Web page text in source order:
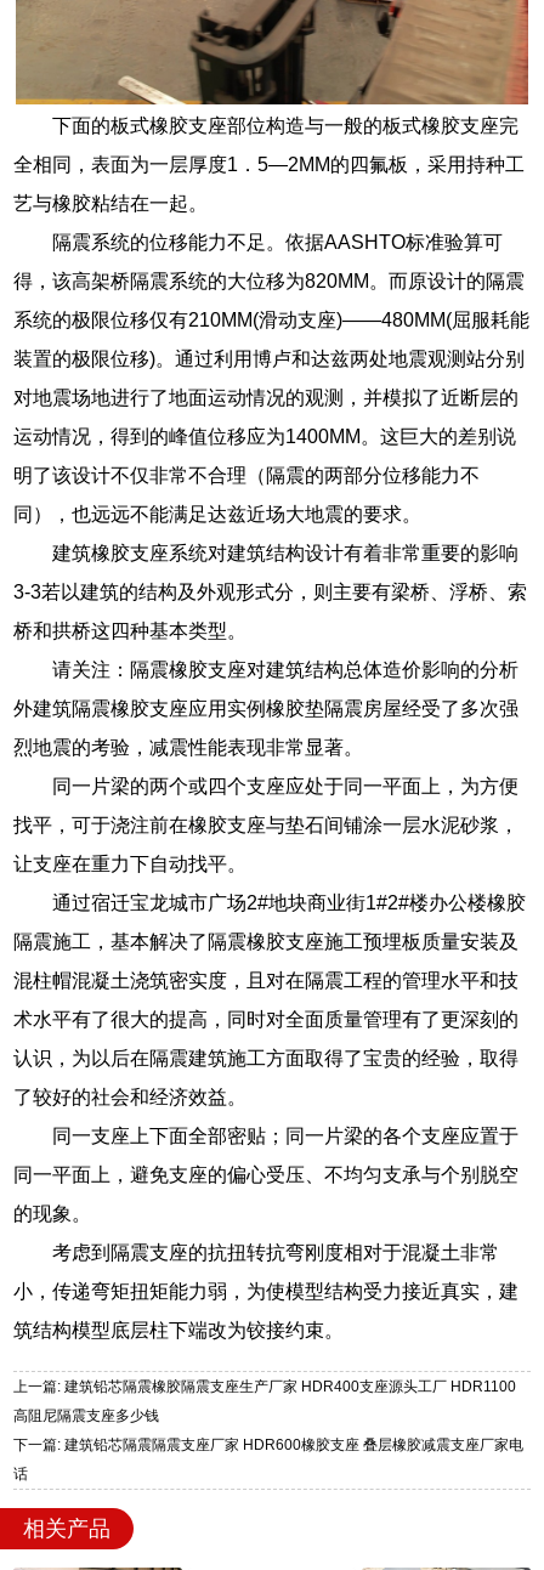
下面的板式橡胶支座部位构造与一般的板式橡胶支座完
全相同，表面为一层厚度1．5—2MM的四氟板，采用持种工
艺与橡胶粘结在一起。
隔震系统的位移能力不足。依据AASHTO标准验算可
得，该高架桥隔震系统的大位移为820MM。而原设计的隔震
系统的极限位移仅有210MM(滑动支座)——480MM(屈服耗能
装置的极限位移)。通过利用博卢和达兹两处地震观测站分别
对地震场地进行了地面运动情况的观测，并模拟了近断层的
运动情况，得到的峰值位移应为1400MM。这巨大的差别说
明了该设计不仅非常不合理（隔震的两部分位移能力不
同），也远远不能满足达兹近场大地震的要求。
建筑橡胶支座系统对建筑结构设计有着非常重要的影响
3-3若以建筑的结构及外观形式分，则主要有梁桥、浮桥、索
桥和拱桥这四种基本类型。
请关注：隔震橡胶支座对建筑结构总体造价影响的分析
外建筑隔震橡胶支座应用实例橡胶垫隔震房屋经受了多次强
烈地震的考验，减震性能表现非常显著。
同一片梁的两个或四个支座应处于同一平面上，为方便
找平，可于浇注前在橡胶支座与垫石间铺涂一层水泥砂浆，
让支座在重力下自动找平。
通过宿迁宝龙城市广场2#地块商业街1#2#楼办公楼橡胶
隔震施工，基本解决了隔震橡胶支座施工预埋板质量安装及
混柱帽混凝土浇筑密实度，且对在隔震工程的管理水平和技
术水平有了很大的提高，同时对全面质量管理有了更深刻的
认识，为以后在隔震建筑施工方面取得了宝贵的经验，取得
了较好的社会和经济效益。
同一支座上下面全部密贴；同一片梁的各个支座应置于
同一平面上，避免支座的偏心受压、不均匀支承与个别脱空
的现象。
考虑到隔震支座的抗扭转抗弯刚度相对于混凝土非常
小，传递弯矩扭矩能力弱，为使模型结构受力接近真实，建
筑结构模型底层柱下端改为铰接约束。
上一篇: 建筑铅芯隔震橡胶隔震支座生产厂家 HDR400支座源头工厂 HDR1100
高阻尼隔震支座多少钱
下一篇: 建筑铅芯隔震隔震支座厂家 HDR600橡胶支座 叠层橡胶减震支座厂家电
话
相关产品